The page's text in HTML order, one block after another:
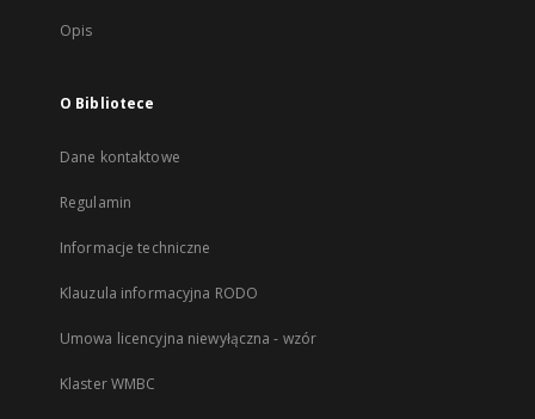
Opis
O Bibliotece
Dane kontaktowe
Regulamin
Informacje techniczne
Klauzula informacyjna RODO
Umowa licencyjna niewyłączna - wzór
Klaster WMBC